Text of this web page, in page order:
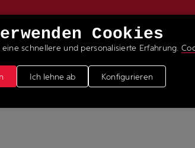
NEUIGKEITEN & MEDIEN
Cookies
schnellere und personalisierte Erfahrung.
Konfigurieren
Ich lehne ab